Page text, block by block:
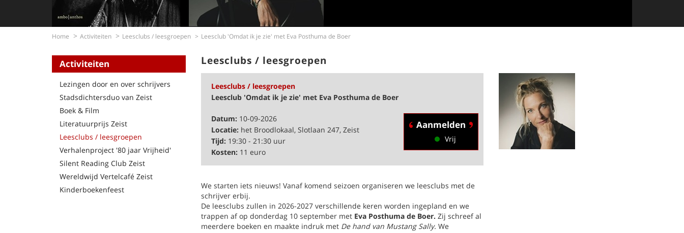
Home Activiteiten Leesclubs / leesgroepen Leesclub 'Omdat ik je zie' met Eva Posthuma de Boer
Activiteiten
Lezingen door en over schrijvers
Stadsdichtersduo van Zeist
Boek & Film
Literatuurprijs Zeist
Leesclubs / leesgroepen
Verhalenproject '80 jaar Vrijheid'
Silent Reading Club Zeist
Wereldwijd Vertelcafé Zeist
Kinderboekenfeest
Leesclubs / leesgroepen
Leesclubs / leesgroepen
Leesclub 'Omdat ik je zie' met Eva Posthuma de Boer
Datum:10-09-2026
Locatie:het Broodlokaal, Slotlaan 247, Zeist
Tijd:19:30 - 21:30 uur
Kosten:11 euro
Aanmelden
Vrij
We starten iets nieuws! Vanaf komend seizoen organiseren we leesclubs met de
schrijver erbij.
De leesclubs zullen in 2026-2027 verschillende keren worden ingepland en we
trappen af op donderdag 10 september met Eva Posthuma de Boer. Zij schreef al
meerdere boeken en maakte indruk met De hand van Mustang Sally. We